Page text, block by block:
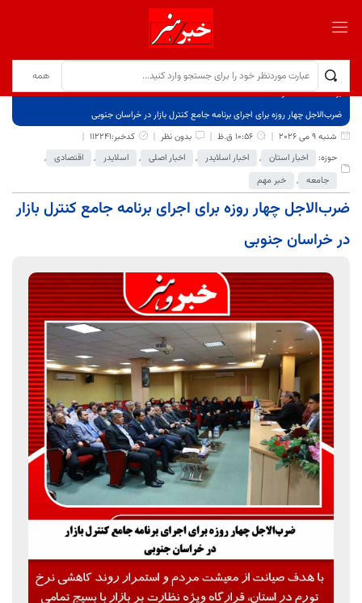
برگ نخست
نوشته‌ها
ضرب‌الاجل چهار روزه برای اجرای برنامه جامع کنترل بازار در خراسان جنوبی
شنبه 9 می 2026
10:56 ق.ظ بدون نظر
کدخبر:112241
حوزه:
اخبار استان , اخبار اسلایدر , اخبار اصلی , اسلایدر , اقتصادی ,
جامعه , خبر مهم
ضرب‌الاجل چهار روزه برای اجرای برنامه جامع کنترل بازار
در خراسان جنوبی